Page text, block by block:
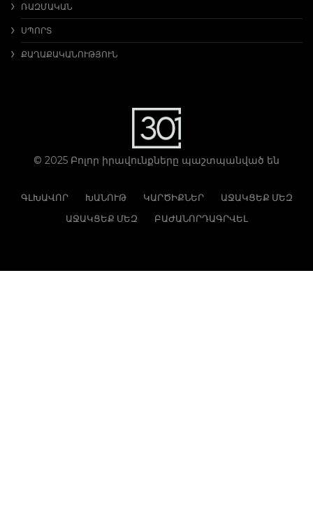
ՌԱԶՄԱԿԱՆ
ՍՊՈՐՏ
ՔԱՂԱՔԱԿԱՆՈՒԹՅՈՒՆ
© 2025 Բոլոր իրավունքները պաշտպանված են
ԳԼԽԱՎՈՐ ԽԱՆՈՒԹ ԿԱՐԾԻՔՆԵՐ
ԱՋԱԿՑԵՔ ՄԵԶ
ԱՋԱԿՑԵՔ ՄԵԶ
ԲԱԺԱՆՈՐԴԱԳՐՎԵԼ